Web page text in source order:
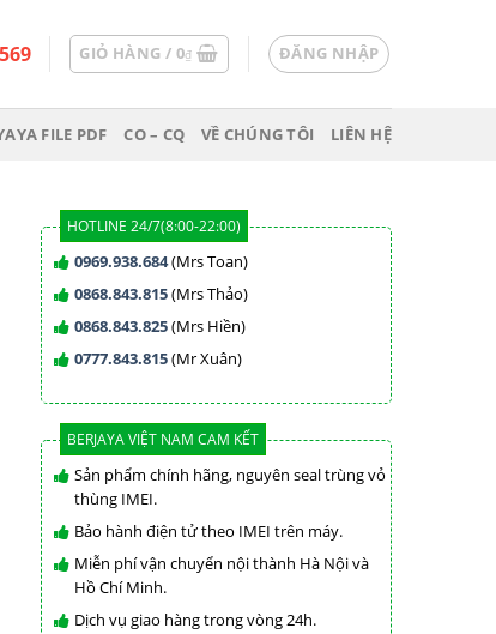
GIỎ HÀNG / 0₫ ĐĂNG NHẬP
FILE PDF CO – CQ VỀ CHÚNG TÔI LIÊN HỆ
HOTLINE 24/7(8:00-22:00)
0969.938.684(Mrs Toan)
0868.843.815(Mrs Thảo)
0868.843.825(Mrs Hiền)
0777.843.815(Mr Xuân)
BERJAYA VIỆT NAM CAM KẾT
Sản phẩm chính hãng, nguyên seal trùng vỏ
thùng IMEI.
Bảo hành điện tử theo IMEI trên máy.
Miễn phí vận chuyển nội thành Hà Nội và
Hồ Chí Minh.
Dịch vụ giao hàng trong vòng 24h.